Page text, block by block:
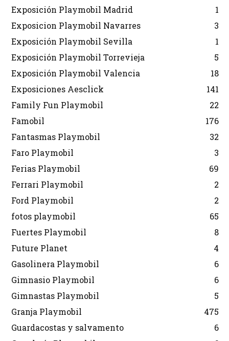
Exposición Playmobil Madrid
1
Exposicion Playmobil Navarres
3
Exposición Playmobil Sevilla
1
Exposición Playmobil Torrevieja
5
Exposición Playmobil Valencia
18
Exposiciones Aesclick
141
Family Fun Playmobil
22
Famobil
176
Fantasmas Playmobil
32
Faro Playmobil
3
Ferias Playmobil
69
Ferrari Playmobil
2
Ford Playmobil
2
fotos playmobil
65
Fuertes Playmobil
8
Future Planet
4
Gasolinera Playmobil
6
Gimnasio Playmobil
6
Gimnastas Playmobil
5
Granja Playmobil
475
Guardacostas y salvamento
6